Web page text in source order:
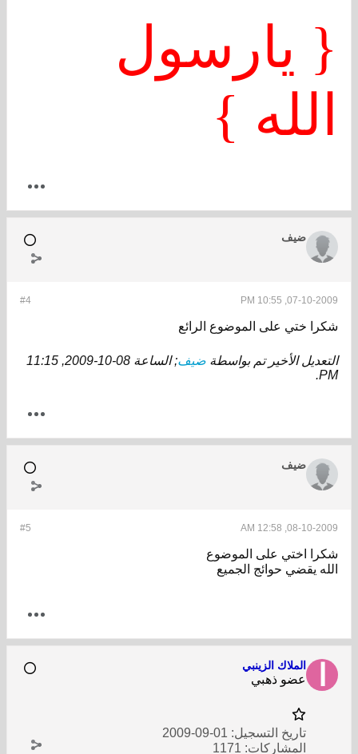
{ يارسول
الله }
ضيف
#4 07-10-2009, 10:55 PM
شكرا ختي على الموضوع الرائع
التعديل الأخير تم بواسطة ضيف; الساعة
08-10-2009, 11:15
PM
.
ضيف
#5 08-10-2009, 12:58 AM
شكرا اختي على الموضوع
الله يقضي حوائج الجميع
الملاك الزينبي
عضو ذهبي
تاريخ التسجيل: 01-09-2009
المشاركات: 1171